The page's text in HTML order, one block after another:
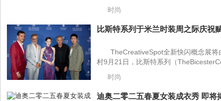
时尚
比斯特系列于米兰时装周之际庆祝
TheCreativeSpot全新快闪概念展
村9月21日，比斯特系列（
时尚
迪奥二零二五春夏女装成衣秀 即将